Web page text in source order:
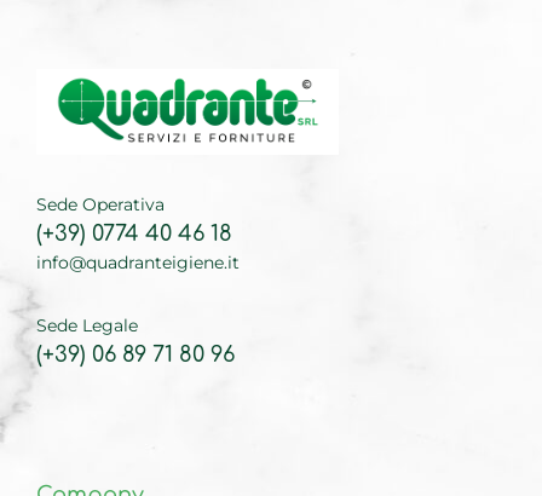
Sede Operativa
(+39) 0774 40 46 18
info@quadranteigiene.it
Sede Legale
(+39) 06 89 71 80 96